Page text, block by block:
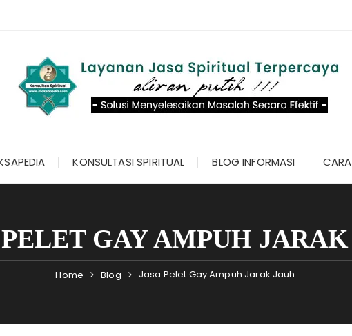
KONSULTASI SPIRITUAL BLOG INFORMASI
GAY AMPUH
Home Blog Jasa Pelet Gay Ampuh Jarak Jauh